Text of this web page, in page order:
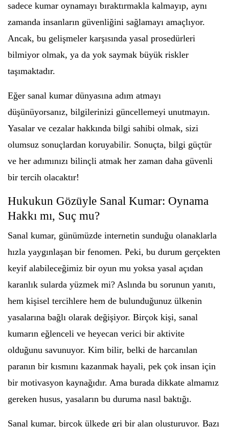
sadece kumar oynamayı bıraktırmakla kalmayıp, aynı
zamanda insanların güvenliğini sağlamayı amaçlıyor.
Ancak, bu gelişmeler karşısında yasal prosedürleri
bilmiyor olmak, ya da yok saymak büyük riskler
taşımaktadır.
Eğer sanal kumar dünyasına adım atmayı
düşünüyorsanız, bilgilerinizi güncellemeyi unutmayın.
Yasalar ve cezalar hakkında bilgi sahibi olmak, sizi
olumsuz sonuçlardan koruyabilir. Sonuçta, bilgi güçtür
ve her adımınızı bilinçli atmak her zaman daha güvenli
bir tercih olacaktır!
Hukukun Gözüyle Sanal Kumar: Oynama
Hakkı mı, Suç mu?
Sanal kumar, günümüzde internetin sunduğu olanaklarla
hızla yaygınlaşan bir fenomen. Peki, bu durum gerçekten
keyif alabileceğimiz bir oyun mu yoksa yasal açıdan
karanlık sularda yüzmek mi? Aslında bu sorunun yanıtı,
hem kişisel tercihlere hem de bulunduğunuz ülkenin
yasalarına bağlı olarak değişiyor. Birçok kişi, sanal
kumarın eğlenceli ve heyecan verici bir aktivite
olduğunu savunuyor. Kim bilir, belki de harcanılan
paranın bir kısmını kazanmak hayali, pek çok insan için
bir motivasyon kaynağıdır. Ama burada dikkate almamız
gereken husus, yasaların bu duruma nasıl baktığı.
Sanal kumar, birçok ülkede gri bir alan oluşturuyor. Bazı